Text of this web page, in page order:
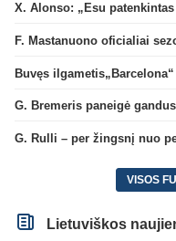
VISOS
Lietuviškos